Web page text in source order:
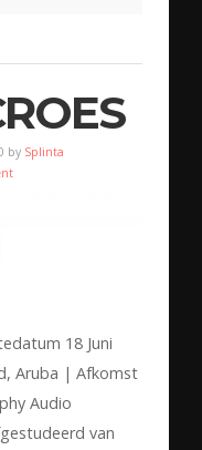
by Splinta
18 Juni
Aruba | Afkomst
Audio
van